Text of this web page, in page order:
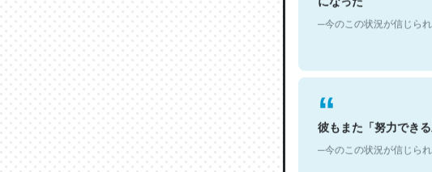
─今のこの状況が信じら
彼もまた「努力でき
─今のこの状況が信じら